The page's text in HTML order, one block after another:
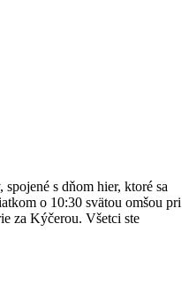
s dňom hier, ktoré sa
o 10:30 svätou omšou pri
za Kýčerou. Všetci ste